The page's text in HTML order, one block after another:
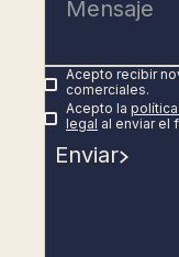
Acepto recibir
comerciales.
Acepto la
legal al enviar el
Enviar